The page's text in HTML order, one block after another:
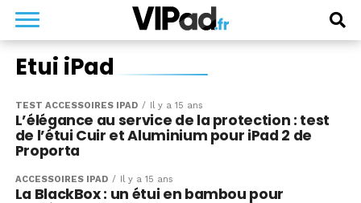
Etui iPad
TEST ACCESSOIRES IPAD Il y a 15 ans
L’élégance au service de la protection : test
de l’étui Cuir et Aluminium pour iPad 2 de
Proporta
ACCESSOIRES IPAD Il y a 15 ans
La BlackBox : un étui en bambou pour